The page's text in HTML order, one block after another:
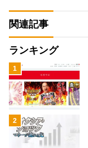
関連記事
ランキング
1
2